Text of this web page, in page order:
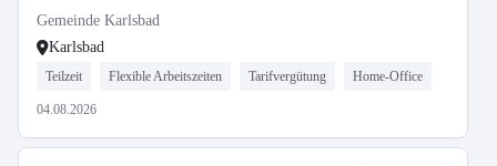
Gemeinde Karlsbad
Karlsbad
Teilzeit Flexible Arbeitszeiten Tarifvergütung Home-Office
04.08.2026